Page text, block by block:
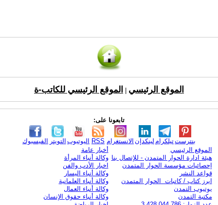
الموقع الرئيسي الموقع الرئيسي للكاتب-ة
تابعونا على:
الفيسبوك التويتر اليوتيوب RSS الانستغرام لينكدإن تيلكرامبنترست
الموقع الرئيسي
هيئة ادارة الحوار المتمدن - للإتصال بنا
إحصائيات مؤسسة الحوار المتمدن
قواعد النشر
ابرز كتاب / كاتبات الحوار المتمدن
يوتيوب التمدن
مكتبة التمدن
أخبار عامة
وكالة أنباء المرأة
اخبار الأدب والفن
وكالة أنباء اليسار
وكالة أنباء العلمانية
وكالة أنباء العمال
وكالة أنباء حقوق الإنسان